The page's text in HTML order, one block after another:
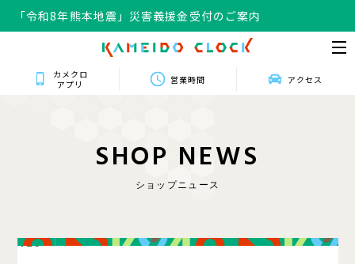
「令和8年熊本地震」災害義援金受付のご案内
カメクロ
アプリ
営業時間 アクセス
SHOP NEWS
ショップニュース
420